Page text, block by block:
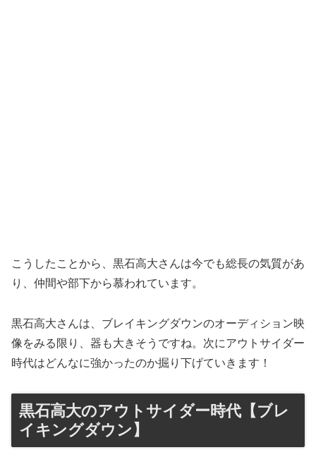
こうしたことから、黒石高大さんは今でも総長の気質があ
り、仲間や部下から慕われています。
黒石高大さんは、ブレイキングダウンのオーディション映
像をみる限り、器も大きそうですね。次にアウトサイダー
時代はどんなに強かったのか掘り下げていきます！
黒石高大のアウトサイダー時代【ブレ
イキングダウン】